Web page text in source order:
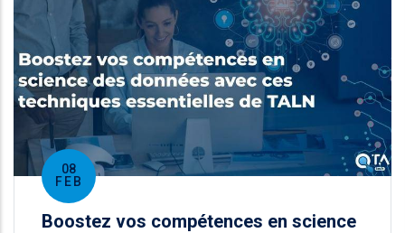
08
FEB
Boostez vos compétences en science